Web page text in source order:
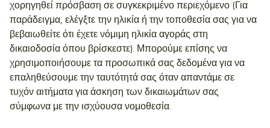
χορηγηθεί πρόσβαση σε συγκεκριμένο περιεχόμενο (Για
παράδειγμα, ελέγξτε την ηλικία ή την τοποθεσία σας για να
βεβαιωθείτε ότι έχετε νόμιμη ηλικία αγοράς στη
δικαιοδοσία όπου βρίσκεστε). Μπορούμε επίσης να
χρησιμοποιήσουμε τα προσωπικά σας δεδομένα για να
επαληθεύσουμε την ταυτότητά σας όταν απαντάμε σε
τυχόν αιτήματα για άσκηση των δικαιωμάτων σας
σύμφωνα με την ισχύουσα νομοθεσία.